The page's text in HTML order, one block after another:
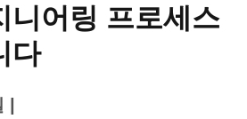
니어링 프로세스
다